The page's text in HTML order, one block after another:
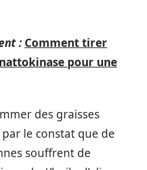
: Comment tirer
pour une
des graisses
le constat que de
souffrent de